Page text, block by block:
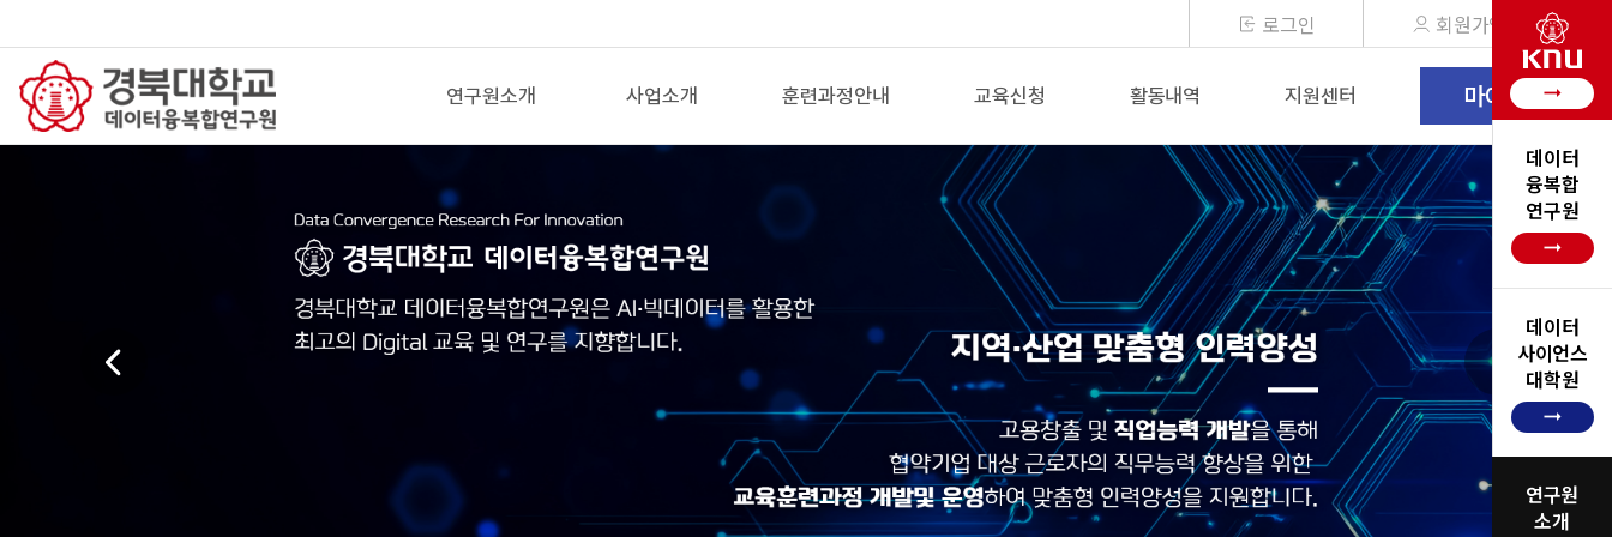
로그인 회원가입
연구원소개 사업소개 훈련과정안내 교육신청 활동내역 지원센터 마이페이지
arrow_right_alt
데이터
융복합
연구원
arrow_right_alt
데이터
사이언스
대학원
arrow_right_alt
연구원
소개